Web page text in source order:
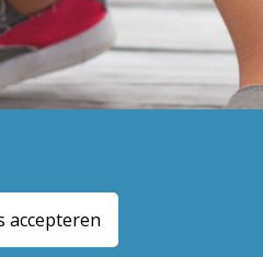
accepteren